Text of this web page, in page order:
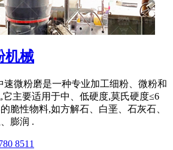
机械
速微粉磨是一种专业加工细粉、微粉和
它主要适用于中、低硬度,莫氏硬度≤6
脆性物料,如方解石、白垩、石灰石、
膨润 .
8511